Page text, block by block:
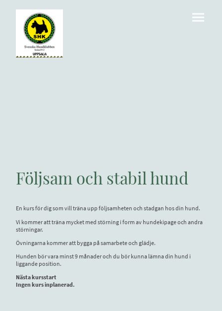
Följsam och stabil hund
En kurs för dig som vill träna upp följsamheten och stadgan hos din hund.
Vi kommer att träna mycket med störning i form av hundekipage och andra
störningar.
Övningarna kommer att bygga på samarbete och glädje.
Hunden bör vara minst 9 månader och du bör kunna lämna din hund i
liggande position.
Nästa kursstart
Ingen kurs inplanerad.